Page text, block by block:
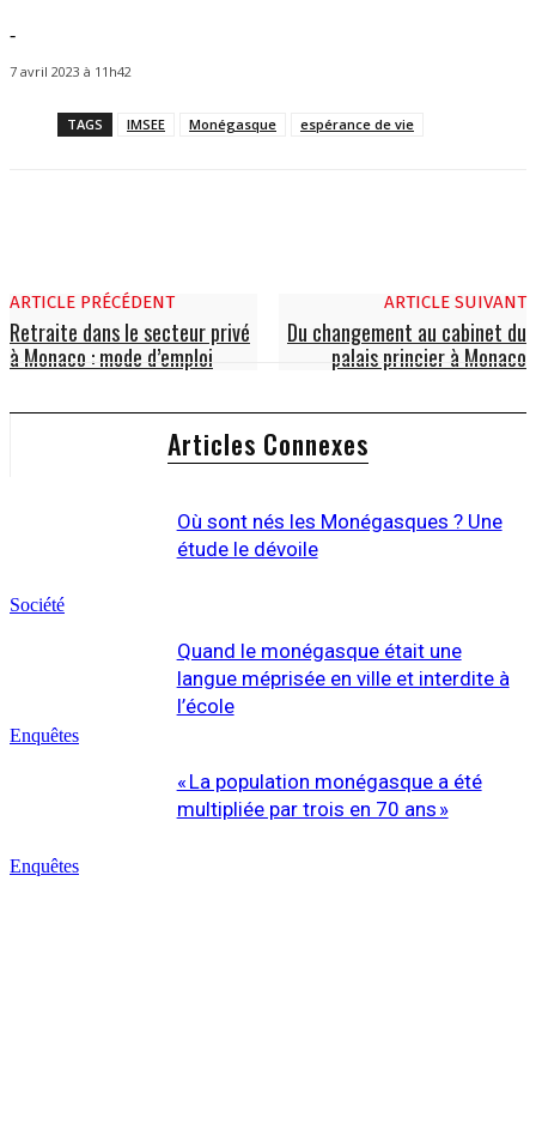
-
7 avril 2023 à 11h42
TAGS IMSEE Monégasque espérance de vie
ARTICLE PRÉCÉDENT
Retraite dans le secteur privé
à Monaco : mode d’emploi
ARTICLE SUIVANT
Du changement au cabinet du
palais princier à Monaco
Articles Connexes
Société
Où sont nés les Monégasques ? Une
étude le dévoile
Enquêtes
Quand le monégasque était une
langue méprisée en ville et interdite à
l’école
Enquêtes
« La population monégasque a été
multipliée par trois en 70 ans »